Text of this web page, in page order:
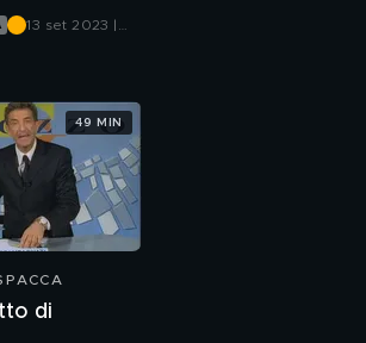
13 set 2023 |
di
49 MIN